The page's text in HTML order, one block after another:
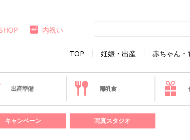
TOP 妊娠・出産 赤ちゃん・
SHOP 内祝い
出産準備 離乳食
キャンペーン 写真スタジオ